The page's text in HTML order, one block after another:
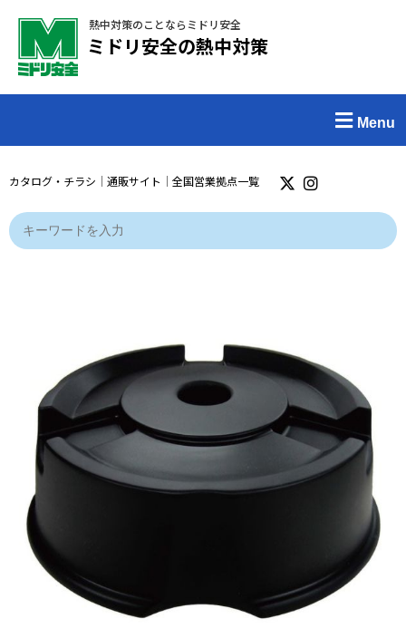
熱中対策のことならミドリ安全
ミドリ安全の熱中対策
Menu
カタログ・チラシ ｜ 通販サイト ｜ 全国営業拠点一覧